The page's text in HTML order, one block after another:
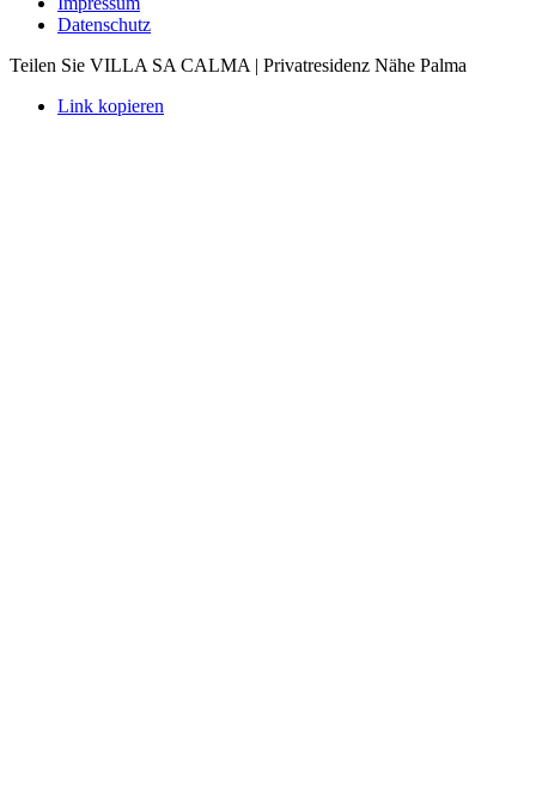
Datenschutz
Teilen Sie VILLA SA CALMA | Privatresidenz Nähe Palma
Link kopieren